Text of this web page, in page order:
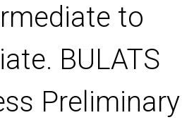
to
BULATS
Preliminary